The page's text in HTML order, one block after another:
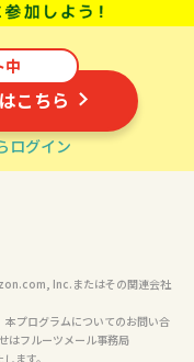
中
こちら
ログイン
Inc.またはその関連会社
本プログラムについてのお問い合
はフルーツメール事務局
ます。